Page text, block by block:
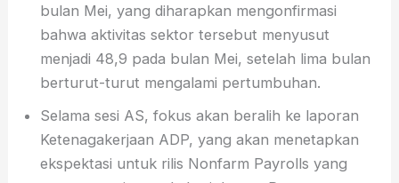
bulan Mei, yang diharapkan mengonfirmasi
bahwa aktivitas sektor tersebut menyusut
menjadi 48,9 pada bulan Mei, setelah lima bulan
berturut-turut mengalami pertumbuhan.
Selama sesi AS, fokus akan beralih ke laporan
Ketenagakerjaan ADP, yang akan menetapkan
ekspektasi untuk rilis Nonfarm Payrolls yang